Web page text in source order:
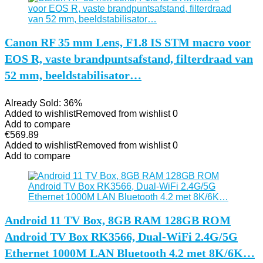
Canon RF 35 mm Lens, F1.8 IS STM macro voor
EOS R, vaste brandpuntsafstand, filterdraad van
52 mm, beeldstabilisator…
Already Sold: 36%
Added to wishlistRemoved from wishlist 0
Add to compare
€569.89
Added to wishlistRemoved from wishlist 0
Add to compare
Android 11 TV Box, 8GB RAM 128GB ROM
Android TV Box RK3566, Dual-WiFi 2.4G/5G
Ethernet 1000M LAN Bluetooth 4.2 met 8K/6K…